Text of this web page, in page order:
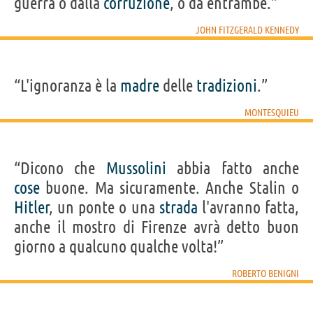
JOHN FITZGERALD KENNEDY
“L'ignoranza è la madre delle tradizioni.”
MONTESQUIEU
“Dicono che Mussolini abbia fatto anche
cose buone. Ma sicuramente. Anche Stalin o
Hitler, un ponte o una strada l'avranno fatta,
anche il mostro di Firenze avrà detto buon
giorno a qualcuno qualche volta!”
ROBERTO BENIGNI